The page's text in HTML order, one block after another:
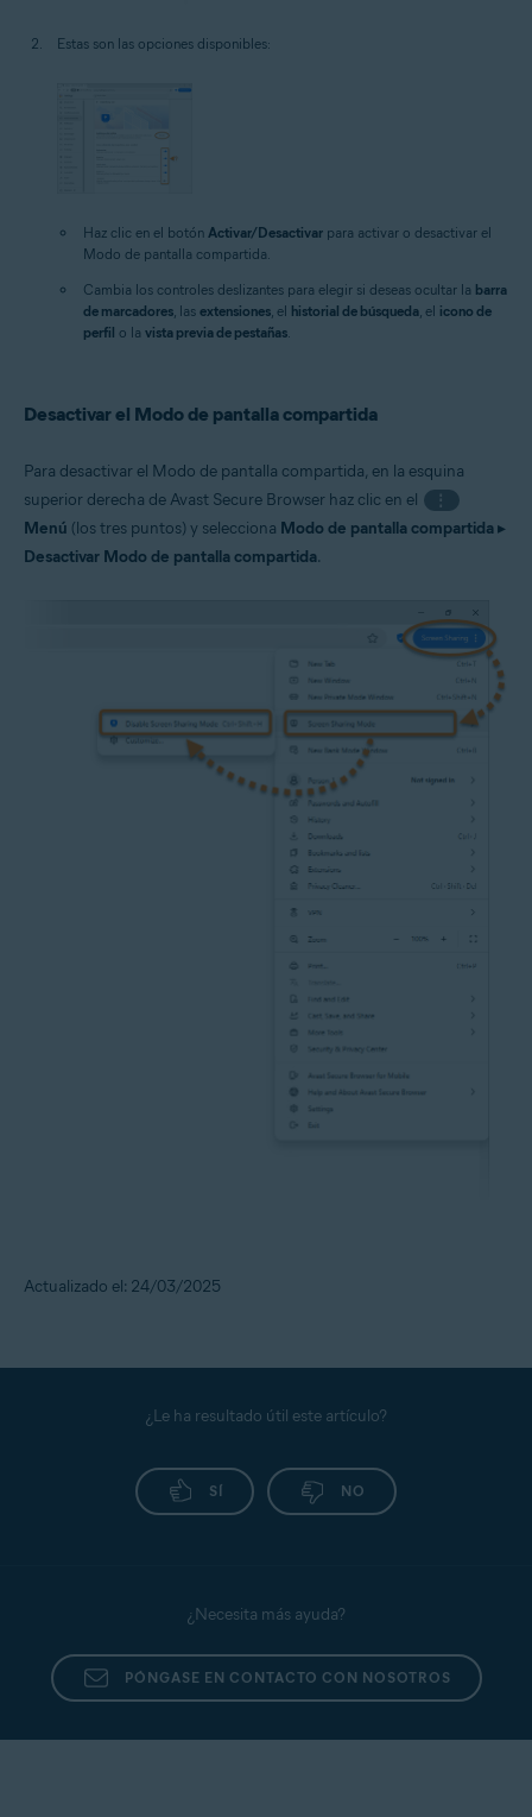
Estas son las opciones disponibles:
Haz clic en el botón Activar/Desactivar para activar o desactivar el
Modo de pantalla compartida.
Cambia los controles deslizantes para elegir si deseas ocultar la barra
de marcadores, las extensiones, el historial de búsqueda, el icono de
perfil o la vista previa de pestañas.
Desactivar el Modo de pantalla compartida
Para desactivar el Modo de pantalla compartida, en la esquina
superior derecha de Avast Secure Browser haz clic en el
⋮
Menú (los tres puntos) y selecciona Modo de pantalla compartida▸
Desactivar Modo de pantalla compartida.
Actualizado el: 24/03/2025
¿Le ha resultado útil este artículo?
SÍ NO
¿Necesita más ayuda?
PÓNGASE EN CONTACTO CON NOSOTROS